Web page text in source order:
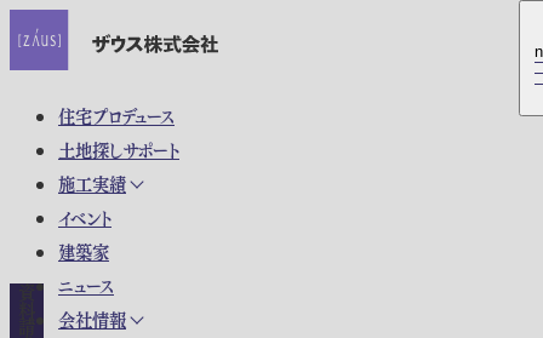
住宅プロデュース
土地探しサポート
施工実績
イベント
建築家
ニュース
会社情報